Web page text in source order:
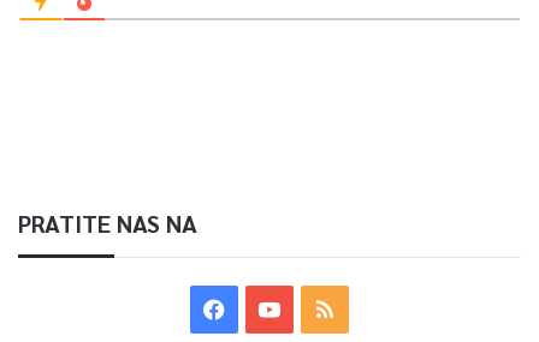
PRATITE NAS NA